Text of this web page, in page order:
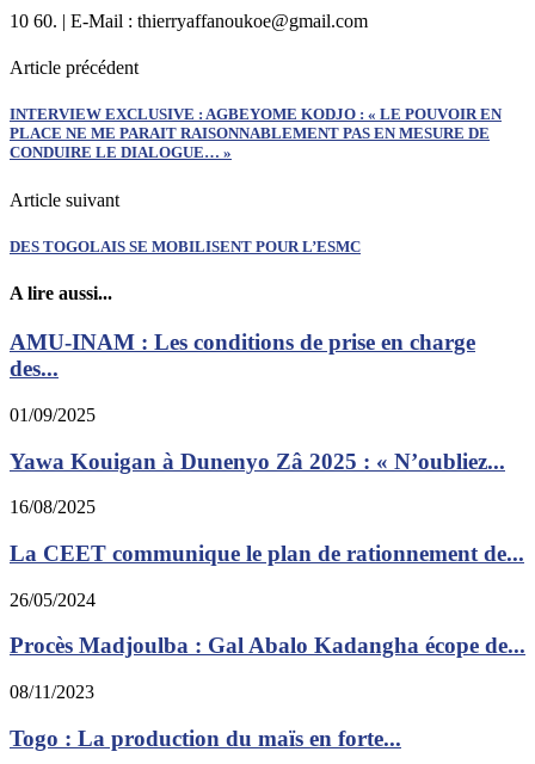
10 60. | E-Mail : thierryaffanoukoe@gmail.com
Article précédent
INTERVIEW EXCLUSIVE : AGBEYOME KODJO : « LE POUVOIR EN
PLACE NE ME PARAIT RAISONNABLEMENT PAS EN MESURE DE
CONDUIRE LE DIALOGUE… »
Article suivant
DES TOGOLAIS SE MOBILISENT POUR L’ESMC
A lire aussi...
AMU-INAM : Les conditions de prise en charge
des...
01/09/2025
Yawa Kouigan à Dunenyo Zâ 2025 : « N’oubliez...
16/08/2025
La CEET communique le plan de rationnement de...
26/05/2024
Procès Madjoulba : Gal Abalo Kadangha écope de...
08/11/2023
Togo : La production du maïs en forte...